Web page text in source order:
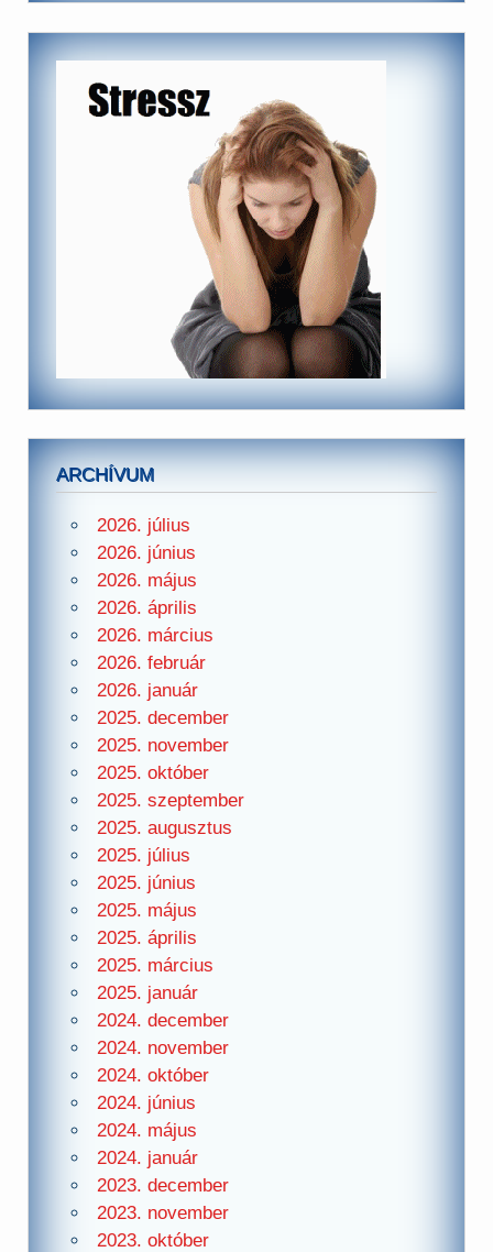
ARCHÍVUM
2026. július
2026. június
2026. május
2026. április
2026. március
2026. február
2026. január
2025. december
2025. november
2025. október
2025. szeptember
2025. augusztus
2025. július
2025. június
2025. május
2025. április
2025. március
2025. január
2024. december
2024. november
2024. október
2024. június
2024. május
2024. január
2023. december
2023. november
2023. október